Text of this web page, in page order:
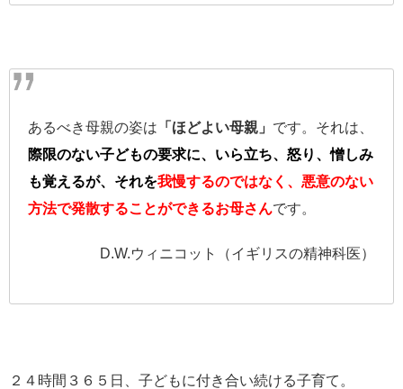
あるべき母親の姿は 「ほどよい母親」 です。それは、
際限のない子どもの要求に、いら立ち、怒り、憎しみ
も覚えるが、それを我慢するのではなく、悪意のない
方法で発散することができるお母さんです。
D.W.ウィニコット（イギリスの精神科医）
２４時間３６５日、子どもに付き合い続ける子育て。